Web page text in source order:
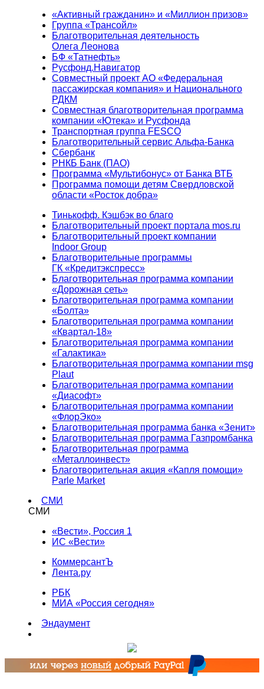
«Активный гражданин» и «Миллион призов»
Группа «Трансойл»
Благотворительная деятельность
Олега Леонова
БФ «Татнефть»
Русфонд.Навигатор
Совместный проект АО «Федеральная
пассажирская компания» и Национального
РДКМ
Совместная благотворительная программа
компании «Ютека» и Русфонда
Транспортная группа FESCO
Благотворительный сервис Альфа-Банка
Сбербанк
РНКБ Банк (ПАО)
Программа «Мультибонус» от Банка ВТБ
Программа помощи детям Свердловской
области «Росток добра»
Тинькофф. Кэшбэк во благо
Благотворительный проект портала mos.ru
Благотворительный проект компании
Indoor Group
Благотворительные программы
ГК «Кредитэкспресс»
Благотворительная программа компании
«Дорожная сеть»
Благотворительная программа компании
«Болта»
Благотворительная программа компании
«Квартал-18»
Благотворительная программа компании
«Галактика»
Благотворительная программа компании msg
Plaut
Благотворительная программа компании
«Диасофт»
Благотворительная программа компании
«ФлорЭко»
Благотворительная программа банка «Зенит»
Благотворительная программа Газпромбанка
Благотворительная программа
«Металлоинвест»
Благотворительная акция «Капля помощи»
Parle Market
СМИ
СМИ
«Вести», Россия 1
ИС «Вести»
КоммерсантЪ
Лента.ру
РБК
МИА «Россия сегодня»
Эндаумент